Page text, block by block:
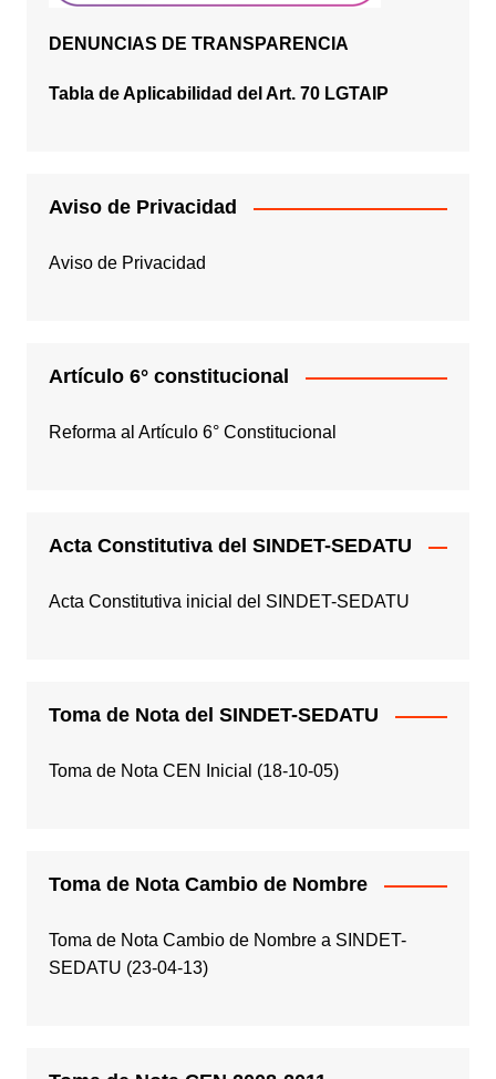
DENUNCIAS DE TRANSPARENCIA
Tabla de Aplicabilidad del Art. 70 LGTAIP
Aviso de Privacidad
Aviso de Privacidad
Artículo 6° constitucional
Reforma al Artículo 6° Constitucional
Acta Constitutiva del SINDET-SEDATU
Acta Constitutiva inicial del SINDET-SEDATU
Toma de Nota del SINDET-SEDATU
Toma de Nota CEN Inicial (18-10-05)
Toma de Nota Cambio de Nombre
Toma de Nota Cambio de Nombre a SINDET-
SEDATU (23-04-13)